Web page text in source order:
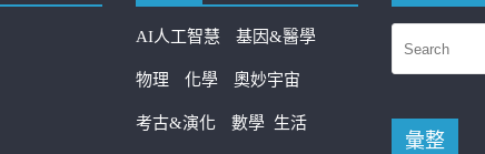
AI人工智慧 基因&醫學
物理 化學 奧妙宇宙
考古&演化 數學 生活
彙整